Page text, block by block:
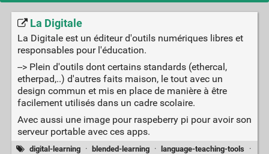
La Digitale
La Digitale est un éditeur d'outils numériques libres et
responsables pour l'éducation.
--> Plein d'outils dont certains standards (ethercal,
etherpad,..) d'autres faits maison, le tout avec un
design commun et mis en place de manière à être
facilement utilisés dans un cadre scolaire.
Avec aussi une image pour raspeberry pi pour avoir son
serveur portable avec ces apps.
digital-learning · blended-learning · language-teaching-tools
·